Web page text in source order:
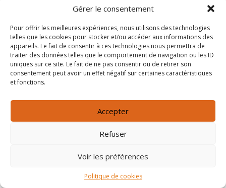
Gérer le consentement
Pour offrir les meilleures expériences, nous utilisons des technologies
telles que les cookies pour stocker et/ou accéder aux informations des
appareils. Le fait de consentir à ces technologies nous permettra de
traiter des données telles que le comportement de navigation ou les ID
uniques sur ce site. Le fait de ne pas consentir ou de retirer son
consentement peut avoir un effet négatif sur certaines caractéristiques
et fonctions.
Accepter
Refuser
Voir les préférences
Politique de cookies
Composition Sits Oscar set 7